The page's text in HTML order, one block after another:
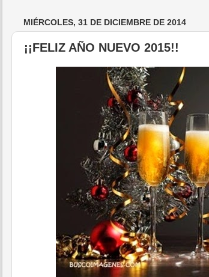
MIÉRCOLES, 31 DE DICIEMBRE DE 2014
¡¡FELIZ AÑO NUEVO 2015!!